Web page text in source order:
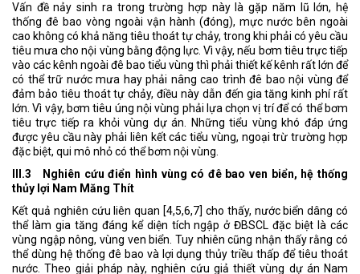
Vấn đề nảy sinh ra trong trường hợp này là gặp năm lũ lớn, hệ
thống đê bao vòng ngoài vận hành (đóng), mực nước bên ngoài
cao không có khả năng tiêu thoát tự chảy, trong khi phải có yêu cầu
tiêu mưa cho nội vùng bằng động lực. Vì vậy, nếu bơm tiêu trực tiếp
vào các kênh ngoài đê bao tiểu vùng thì phải thiết kế kênh rất lớn để
có thể trữ nước mưa hay phải nâng cao trình đê bao nội vùng để
đảm bảo tiêu thoát tự chảy, điều này dẫn đến gia tăng kinh phí rất
lớn. Vì vậy, bơm tiêu úng nội vùng phải lựa chọn vị trí để có thể bơm
tiêu trực tiếp ra khỏi vùng dự án. Những tiểu vùng khó đáp ứng
được yêu cầu này phải liên kết các tiểu vùng, ngoại trừ trường hợp
đặc biệt, qui mô nhỏ có thể bơm nội vùng.
III.3 Nghiên cứu điển hình vùng có đê bao ven biển, hệ thống
thủy lợi Nam Măng Thít
Kết quả nghiên cứu liên quan [4,5,6,7] cho thấy, nước biển dâng có
thể làm gia tăng đáng kể diện tích ngập ở ĐBSCL đặc biệt là các
vùng ngập nông, vùng ven biển. Tuy nhiên cũng nhận thấy rằng có
thể dùng hệ thống đê bao và lợi dụng thủy triều thấp để tiêu thoát
nước. Theo giải pháp này, nghiên cứu giả thiết vùng dự án Nam